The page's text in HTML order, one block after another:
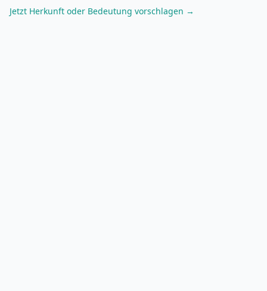
Jetzt Herkunft oder Bedeutung vorschlagen →